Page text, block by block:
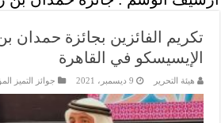
تكريم الفائزين بجائزة حمدان
الإيسيسكو في القاهرة
هيئة التحرير 9 ديسمبر، 2021 جوائز التميز